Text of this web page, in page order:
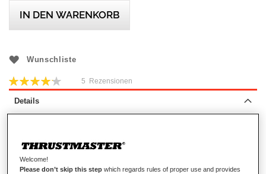
IN DEN WARENKORB
Wunschliste
Bewertung:
84
% of100
5 Rezensionen
Details
THRUSTMASTER HOTAS WARTHOG
JOYSTICK
Welcome!
Please don’t skip this step which regards rules of proper use and provides